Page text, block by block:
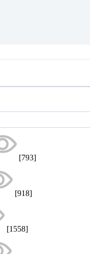
[793]
[918]
[1558]